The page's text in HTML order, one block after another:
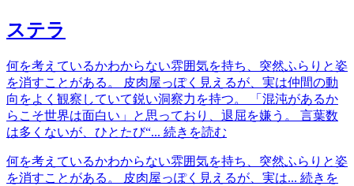
ステラ
何を考えているかわからない雰囲気を持ち、突然ふらりと姿
を消すことがある。 皮肉屋っぽく見えるが、実は仲間の動
向をよく観察していて鋭い洞察力を持つ。 「混沌があるか
らこそ世界は面白い」と思っており、退屈を嫌う。 言葉数
は多くないが、ひとたび“... 続きを読む
何を考えているかわからない雰囲気を持ち、突然ふらりと姿
を消すことがある。 皮肉屋っぽく見えるが、実は... 続きを